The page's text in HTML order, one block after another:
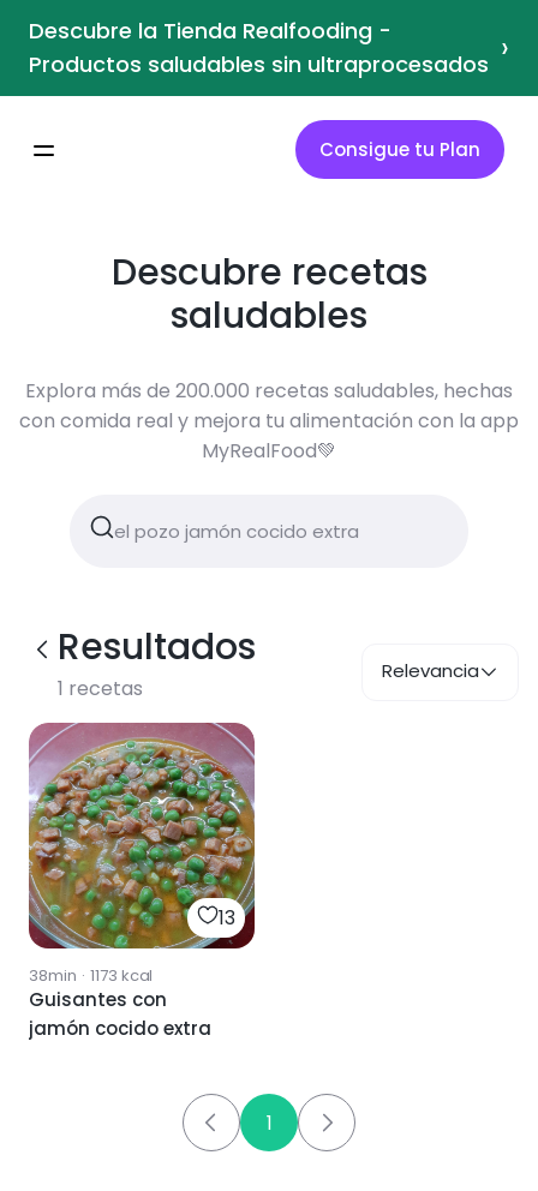
Descubre la Tienda Realfooding -
Productos saludables sin ultraprocesados ›
Consigue tu Plan
Descubre recetas
saludables
Explora más de 200.000 recetas saludables, hechas
con comida real y mejora tu alimentación con la app
MyRealFood💚
Resultados
1 recetas
Relevancia
13
38min · 1173 kcal
Guisantes con
jamón cocido extra
1